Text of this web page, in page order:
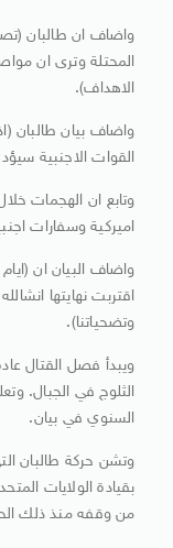
واضاف ان طالبان
المحتلة وترى ان
الاهداف).
واضاف بيان طالبان
القوات الاجنبية
وتابع ان الهجمات
اميركية وسفارات
واضاف البيان ان
وتضحياتنا).
ويبدأ فصل القتال
الثلوج في الجبال.
السنوي في بيان.
وتشن حركة طالبان
من وقفه منذ ذلك